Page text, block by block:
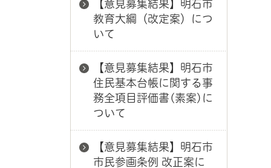
【意見募集結果】明石市
教育大綱（改定案）につ
いて
【意見募集結果】明石市
住民基本台帳に関する事
務全項目評価書(素案)に
ついて
【意見募集結果】明石市
市民参画条例 改正案に